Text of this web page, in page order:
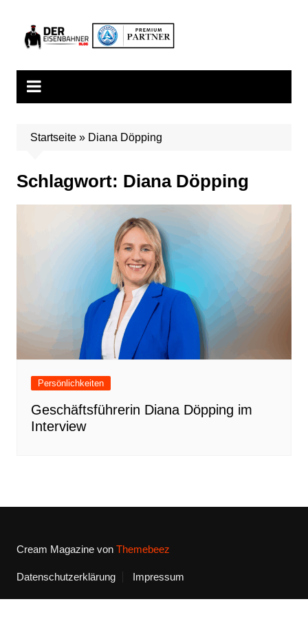
springen
Startseite» Diana Döpping
Schlagwort: Diana Döpping
Persönlichkeiten
Geschäftsführerin Diana Döpping im
Interview
Cream Magazine von Themebeez
Datenschutzerklärung Impressum